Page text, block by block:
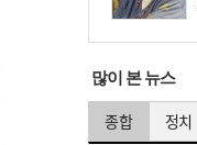
많이 본 뉴스
종합 정치